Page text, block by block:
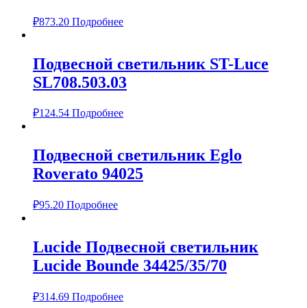
₽873.20 Подробнее
Подвесной светильник ST-Luce
SL708.503.03
₽124.54 Подробнее
Подвесной светильник Eglo
Roverato 94025
₽95.20 Подробнее
Lucide Подвесной светильник
Lucide Bounde 34425/35/70
₽314.69 Подробнее